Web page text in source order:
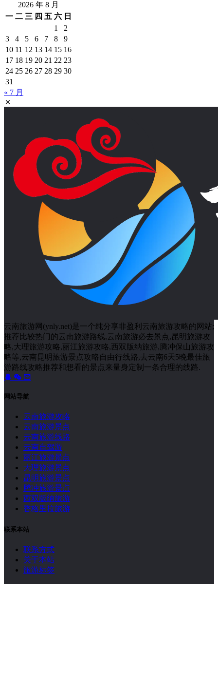
2026 年 8 月
一 二 三 四 五 六 日
1
2
3
4 5 6 7 8
9
10 11 12 13 14 15 16
17 18 19 20 21 22 23
24 25 26 27 28 29 30
31
« 7 月
云南旅游网(ynly.net)是一个纯分享非盈利云南旅游攻略的网站;
推荐比较热门的云南旅游路线,云南旅游必去景点,昆明旅游攻
略,大理旅游攻略,丽江旅游攻略,西双版纳旅游,腾冲保山旅游攻
略等,云南昆明旅游景点攻略自由行线路,去云南6天5晚最佳旅
游路线攻略推荐和想看的景点来量身定制一条合理的线路.
网站导航
云南旅游攻略
云南旅游景点
云南旅游线路
云南自驾游
丽江旅游景点
大理旅游景点
昆明旅游景点
腾冲旅游景点
西双版纳旅游
香格里拉旅游
联系本站
联系方式
关于本站
旅游标签